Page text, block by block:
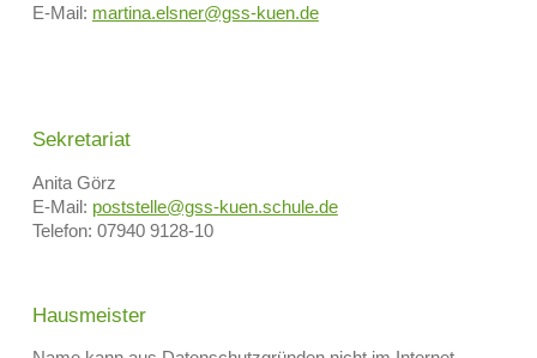
E-Mail: martina.elsner@gss-kuen.de
Sekretariat
Anita Görz
E-Mail: poststelle@gss-kuen.schule.de
Telefon: 07940 9128-10
Hausmeister